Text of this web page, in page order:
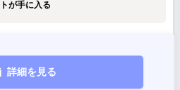
が手に入る
詳細を見る